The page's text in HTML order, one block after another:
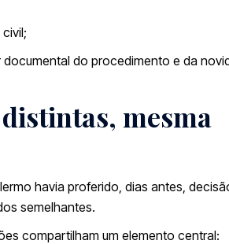
do procedimento e da
mesma
havia proferido, dias antes,
semelhantes.
compartilham um elemento central: